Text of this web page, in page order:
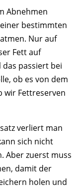
Abnehmen
bestimmten
Nur auf
Fett auf
passiert bei
ob es von dem
wir Fettreserven
verliert man
sich nicht
Aber zuerst muss
damit der
holen und